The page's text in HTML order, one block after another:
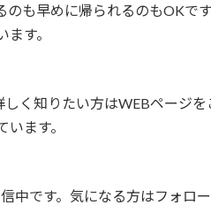
も早めに帰られるのもOKです
す。
く知りたい方はWEBページ
ます。
中です。気になる方はフォロ